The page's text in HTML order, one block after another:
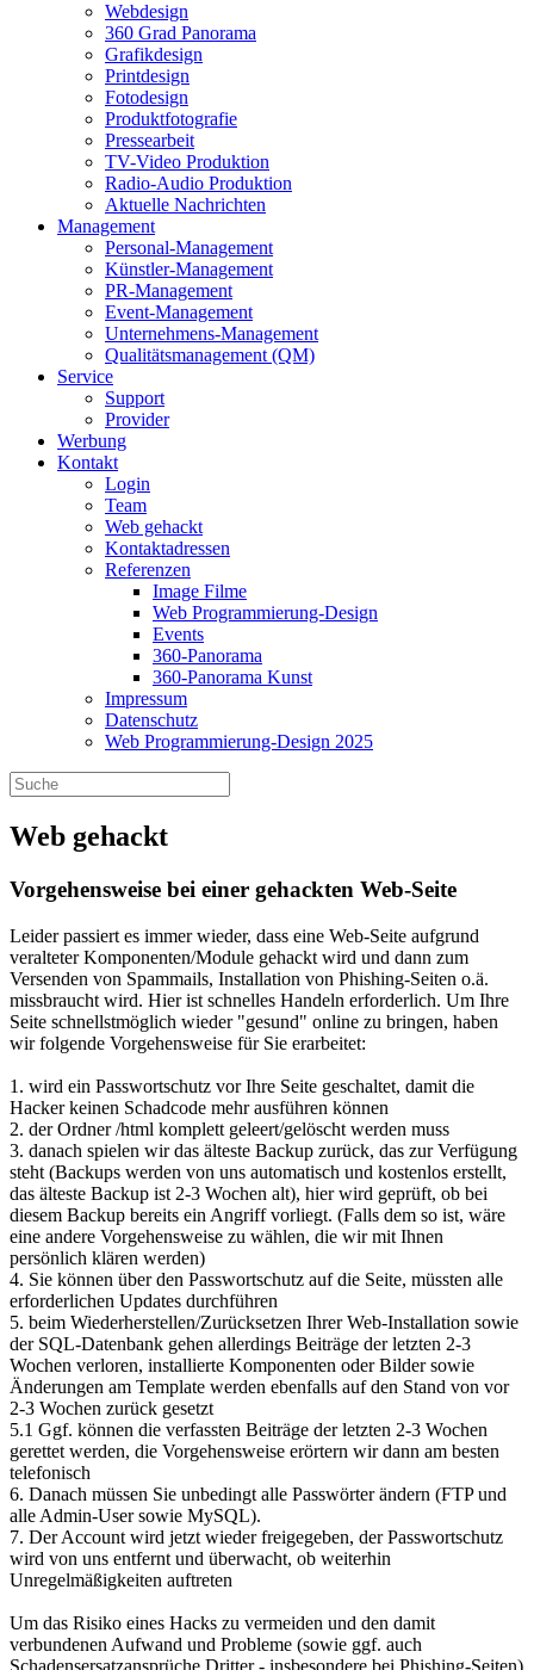
Webdesign
360 Grad Panorama
Grafikdesign
Printdesign
Fotodesign
Produktfotografie
Pressearbeit
TV-Video Produktion
Radio-Audio Produktion
Aktuelle Nachrichten
Management
Personal-Management
Künstler-Management
PR-Management
Event-Management
Unternehmens-Management
Qualitätsmanagement (QM)
Service
Support
Provider
Werbung
Kontakt
Login
Team
Web gehackt
Kontaktadressen
Referenzen
Image Filme
Web Programmierung-Design
Events
360-Panorama
360-Panorama Kunst
Impressum
Datenschutz
Web Programmierung-Design 2025
Web gehackt
Vorgehensweise bei einer gehackten Web-Seite
Leider passiert es immer wieder, dass eine Web-Seite aufgrund
veralteter Komponenten/Module gehackt wird und dann zum
Versenden von Spammails, Installation von Phishing-Seiten o.ä.
missbraucht wird. Hier ist schnelles Handeln erforderlich. Um Ihre
Seite schnellstmöglich wieder "gesund" online zu bringen, haben
wir folgende Vorgehensweise für Sie erarbeitet:
1. wird ein Passwortschutz vor Ihre Seite geschaltet, damit die
Hacker keinen Schadcode mehr ausführen können
2. der Ordner /html komplett geleert/gelöscht werden muss
3. danach spielen wir das älteste Backup zurück, das zur Verfügung
steht (Backups werden von uns automatisch und kostenlos erstellt,
das älteste Backup ist 2-3 Wochen alt), hier wird geprüft, ob bei
diesem Backup bereits ein Angriff vorliegt. (Falls dem so ist, wäre
eine andere Vorgehensweise zu wählen, die wir mit Ihnen
persönlich klären werden)
4. Sie können über den Passwortschutz auf die Seite, müssten alle
erforderlichen Updates durchführen
5. beim Wiederherstellen/Zurücksetzen Ihrer Web-Installation sowie
der SQL-Datenbank gehen allerdings Beiträge der letzten 2-3
Wochen verloren, installierte Komponenten oder Bilder sowie
Änderungen am Template werden ebenfalls auf den Stand von vor
2-3 Wochen zurück gesetzt
5.1 Ggf. können die verfassten Beiträge der letzten 2-3 Wochen
gerettet werden, die Vorgehensweise erörtern wir dann am besten
telefonisch
6. Danach müssen Sie unbedingt alle Passwörter ändern (FTP und
alle Admin-User sowie MySQL).
7. Der Account wird jetzt wieder freigegeben, der Passwortschutz
wird von uns entfernt und überwacht, ob weiterhin
Unregelmäßigkeiten auftreten
Um das Risiko eines Hacks zu vermeiden und den damit
verbundenen Aufwand und Probleme (sowie ggf. auch
Schadensersatzansprüche Dritter - insbesondere bei Phishing-Seiten)